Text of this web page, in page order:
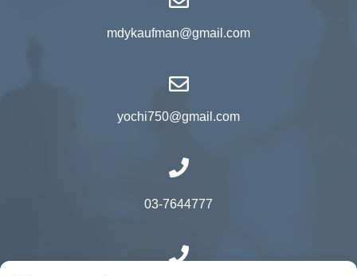
mdykaufman@gmail.com
yochi750@gmail.com
03-7644777